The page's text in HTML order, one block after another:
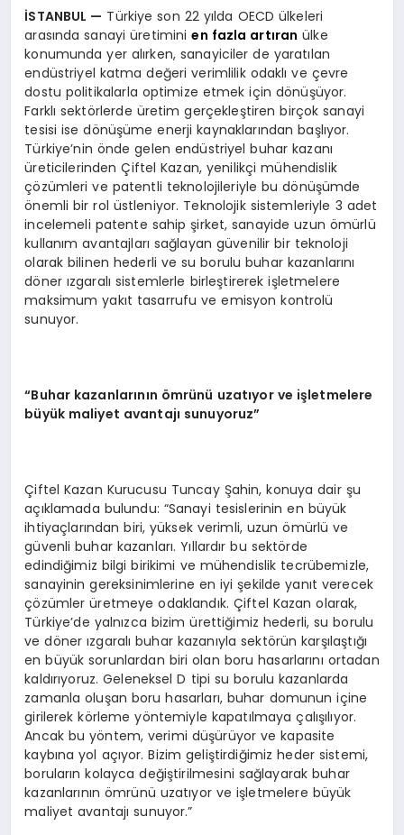
İSTANBUL — Türkiye son 22 yılda OECD ülkeleri
arasında sanayi üretiminien fazla artıran ülke
konumunda yer alırken, sanayiciler de yaratılan
endüstriyel katma değeri verimlilik odaklı ve çevre
dostu politikalarla optimize etmek için dönüşüyor.
Farklı sektörlerde üretim gerçekleştiren birçok sanayi
tesisi ise dönüşüme enerji kaynaklarından başlıyor.
Türkiye’nin önde gelen endüstriyel buhar kazanı
üreticilerinden Çiftel Kazan, yenilikçi mühendislik
çözümleri ve patentli teknolojileriyle bu dönüşümde
önemli bir rol üstleniyor. Teknolojik sistemleriyle 3 adet
incelemeli patente sahip şirket, sanayide uzun ömürlü
kullanım avantajları sağlayan güvenilir bir teknoloji
olarak bilinen hederli ve su borulu buhar kazanlarını
döner ızgaralı sistemlerle birleştirerek işletmelere
maksimum yakıt tasarrufu ve emisyon kontrolü
sunuyor.
“Buhar kazanlarının ömrünü uzatıyor ve işletmelere
büyük maliyet avantajı sunuyoruz”
Çiftel Kazan Kurucusu Tuncay Şahin, konuya dair şu
açıklamada bulundu: “Sanayi tesislerinin en büyük
ihtiyaçlarından biri, yüksek verimli, uzun ömürlü ve
güvenli buhar kazanları. Yıllardır bu sektörde
edindiğimiz bilgi birikimi ve mühendislik tecrübemizle,
sanayinin gereksinimlerine en iyi şekilde yanıt verecek
çözümler üretmeye odaklandık. Çiftel Kazan olarak,
Türkiye’de yalnızca bizim ürettiğimiz hederli, su borulu
ve döner ızgaralı buhar kazanıyla sektörün karşılaştığı
en büyük sorunlardan biri olan boru hasarlarını ortadan
kaldırıyoruz. Geleneksel D tipi su borulu kazanlarda
zamanla oluşan boru hasarları, buhar domunun içine
girilerek körleme yöntemiyle kapatılmaya çalışılıyor.
Ancak bu yöntem, verimi düşürüyor ve kapasite
kaybına yol açıyor. Bizim geliştirdiğimiz heder sistemi,
boruların kolayca değiştirilmesini sağlayarak buhar
kazanlarının ömrünü uzatıyor ve işletmelere büyük
maliyet avantajı sunuyor.”